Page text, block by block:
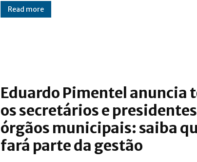
Read more
Eduardo Pimentel anuncia
os secretários e
órgãos municipais: saiba
fará parte da gestão